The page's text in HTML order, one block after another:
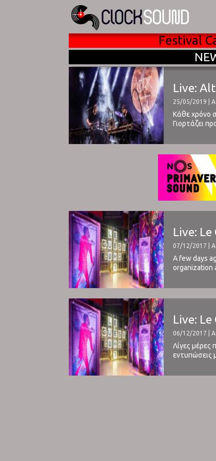
Festival
Live:
25/05/2019 |
Κάθε χρόνο
Γιορτάζει
Live:
07/12/2017 |
A few days
organization
Live:
06/12/2017 |
Λίγες
εντυπώσεις